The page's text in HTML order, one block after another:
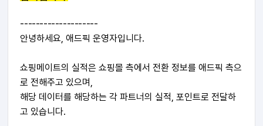
--------------------
안녕하세요, 애드픽 운영자입니다.
쇼핑메이트의 실적은 쇼핑몰 측에서 전환 정보를 애드픽 측으
로 전해주고 있으며,
해당 데이터를 해당하는 각 파트너의 실적, 포인트로 전달하
고 있습니다.